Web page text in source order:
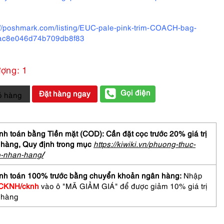
poshmark.com/listing/EUC-pale-pink-trim-COACH-bag-
1
hàng Đặt hàng ngay Gọi điện
toán bằng Tiền mặt (COD): Cần đặt cọc trước 20% giá trị
Quy định trong mục https://kiwiki.vn/phuong-thuc-
nhan-hang/
toán 100% trước bằng chuyển khoản ngân hàng: Nhập
cknh vào ô "MÃ GIẢM GIÁ" để được giảm 10% giá trị